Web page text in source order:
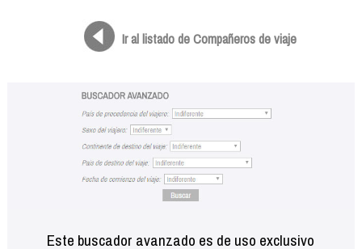
Ir al listado de Compañeros de viaje
Este buscador avanzado es de uso exclusivo